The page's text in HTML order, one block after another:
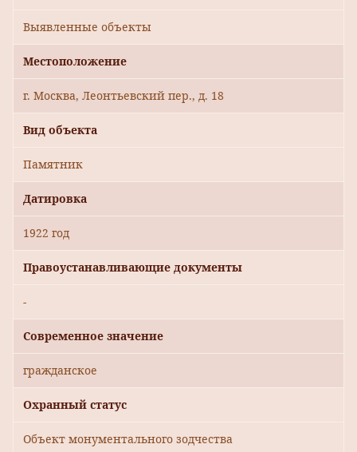
Выявленные объекты
Местоположение
г. Москва, Леонтьевский пер., д. 18
Вид объекта
Памятник
Датировка
1922 год
Правоустанавливающие документы
-
Современное значение
гражданское
Охранный статус
Объект монументального зодчества